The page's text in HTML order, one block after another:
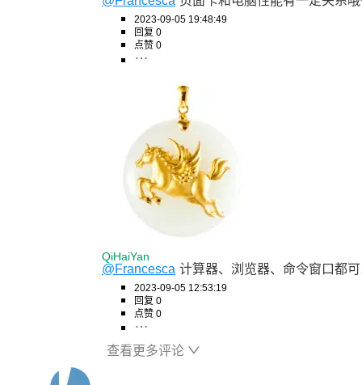
2023-09-05 19:48:49
回复 0
点赞 0
QiHaiYan
@Francesca 计算器、浏览器、命令窗口都
2023-09-05 12:53:19
回复 0
点赞 0
查看更多评论